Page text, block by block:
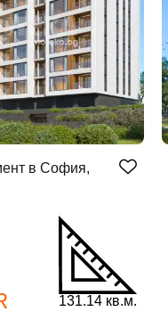
в София,
131.14 кв.м.